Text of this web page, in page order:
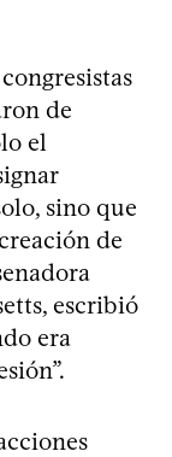
de
el
sino que
de
escribió
era